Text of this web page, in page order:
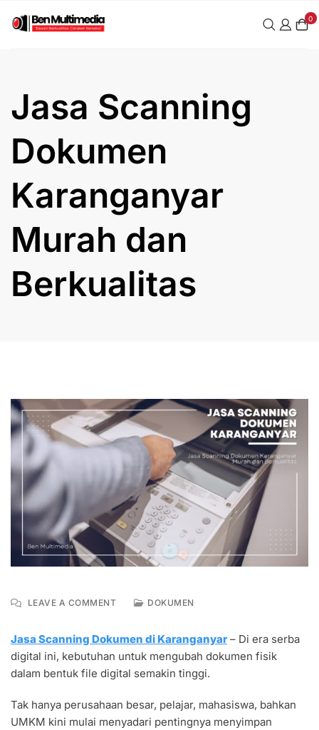
0
Jasa Scanning
Dokumen
Karanganyar
Murah dan
Berkualitas
LEAVE A COMMENTON
DOKUMEN
KARANGANYAR
MURAH
DOKUMEN
Jasa Scanning Dokumen di Karanganyar – Di era serba
digital ini, kebutuhan untuk mengubah dokumen fisik
dalam bentuk file digital semakin tinggi.
Tak hanya perusahaan besar, pelajar, mahasiswa, bahkan
UMKM kini mulai menyadari pentingnya menyimpan